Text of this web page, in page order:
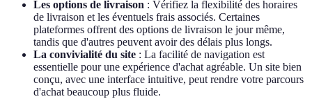
Les options de livraison : Vérifiez la flexibilité des horaires
de livraison et les éventuels frais associés. Certaines
plateformes offrent des options de livraison le jour même,
tandis que d'autres peuvent avoir des délais plus longs.
La convivialité du site : La facilité de navigation est
essentielle pour une expérience d'achat agréable. Un site bien
conçu, avec une interface intuitive, peut rendre votre parcours
d'achat beaucoup plus fluide.